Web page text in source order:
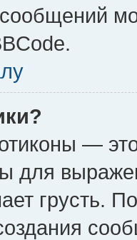
—
для
грусть.